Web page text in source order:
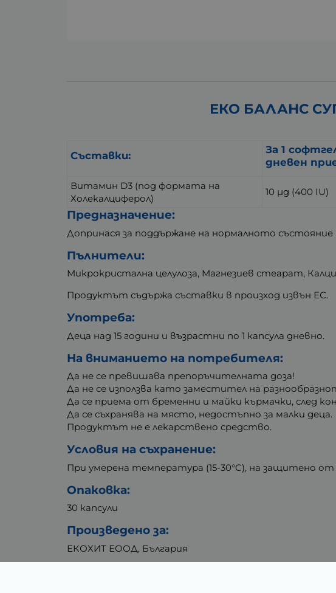
ЕКО БАЛАНС
Съставки:
За 1
дневен
Витамин D3 (под формата на
Холекалциферол)
10 µg (400 IU)
Предназначение:
Допринася за поддържане на нормалното
Пълнители:
Микрокристална целулоза, Магнезиев стеарат,
Продуктът съдържа съставки в произход извън ЕС.
Употреба:
Деца над 15 години и възрастни по 1 капсула дневно.
На вниманието на потребителя:
Да не се превишава препоръчителната доза!
Да не се използва като заместител на
Да се приема от бременни и майки кърмачки, след
Да се съхранява на място, недостъпно за малки деца.
Продуктът не е лекарствено средство.
Условия на съхранение:
При умерена температура (15-30°C), на защитено
Опаковка:
30 капсули
Произведено за:
ЕКОХИТ ЕООД, България